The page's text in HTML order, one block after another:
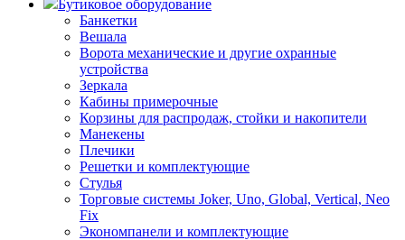
Бутиковое оборудование
Банкетки
Вешала
Ворота механические и другие охранные
устройства
Зеркала
Кабины примерочные
Корзины для распродаж, стойки и накопители
Манекены
Плечики
Решетки и комплектующие
Стулья
Торговые системы Joker, Uno, Global, Vertical, Neo
Fix
Экономпанели и комплектующие